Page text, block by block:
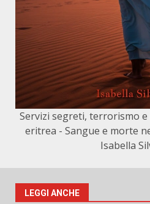
Servizi segreti, terrorismo
eritrea - Sangue e morte
Isabella
LEGGI ANCHE